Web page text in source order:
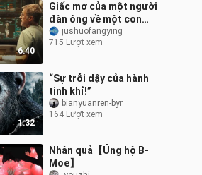
6:40
Giấc mơ của một người
đàn ông về một con
robot, mối tình với một
cô gái robot luôn phục
jushuofangying
715 Lượt xem
1:32
“Sự trỗi dậy của hành
tinh khỉ!”
bianyuanren-byr
164 Lượt xem
Nhân quả【Ủng hộ B-
Moe】